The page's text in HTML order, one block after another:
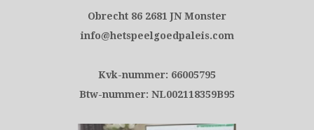
Obrecht 86 2681 JN Monster
info@hetspeelgoedpaleis.com
Kvk-nummer: 66005795
Btw-nummer: NL002118359B95